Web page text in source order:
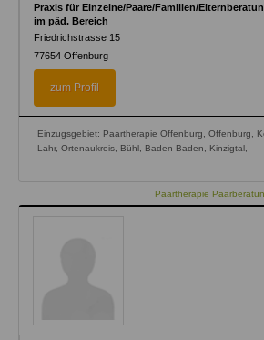
Praxis für Einzelne/Paare/Familien/
im päd. Bereich
Friedrichstrasse 15
77654 Offenburg
zum Profil
Einzugsgebiet: Paartherapie Offenburg, Offenburg,
Lahr, Ortenaukreis, Bühl, Baden-Baden, Kinzigtal,
Paartherapie